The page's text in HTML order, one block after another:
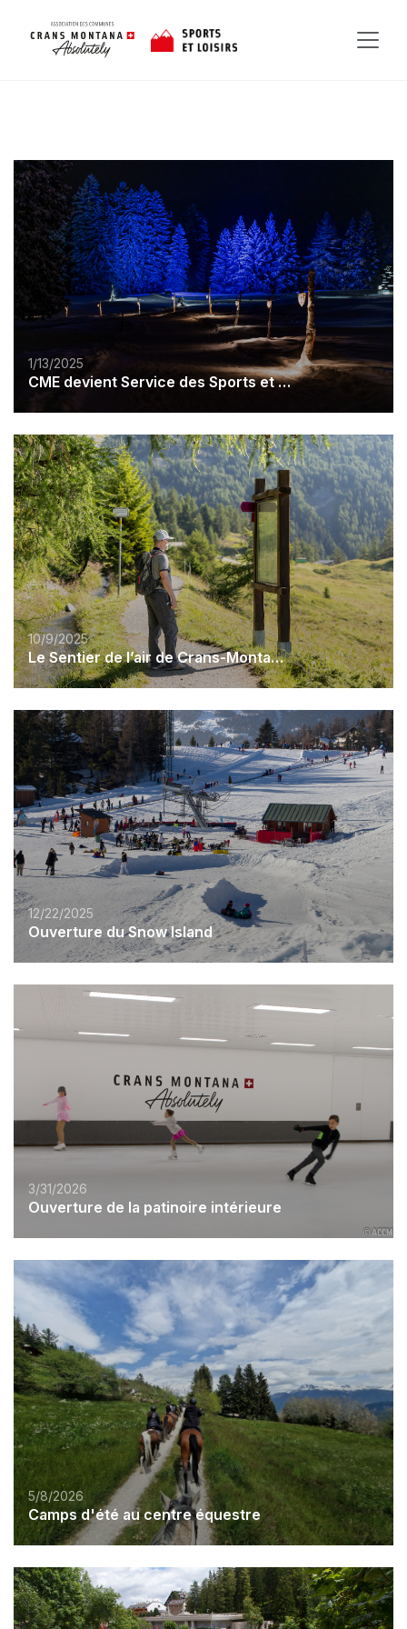
1/13/2025
CME devient Service des Sports et Loisirs
10/9/2025
Le Sentier de l’air de Crans-Montana fait peau neuve
12/22/2025
Ouverture du Snow Island
3/31/2026
Ouverture de la patinoire intérieure
5/8/2026
Camps d'été au centre équestre